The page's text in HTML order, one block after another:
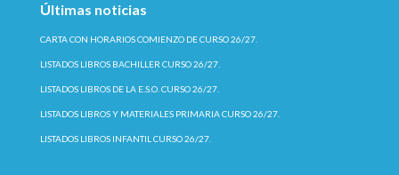
Últimas noticias
CARTA CON HORARIOS COMIENZO DE CURSO 26/27.
LISTADOS LIBROS BACHILLER CURSO 26/27.
LISTADOS LIBROS DE LA E.S.O. CURSO 26/27.
LISTADOS LIBROS Y MATERIALES PRIMARIA CURSO 26/27.
LISTADOS LIBROS INFANTIL CURSO 26/27.